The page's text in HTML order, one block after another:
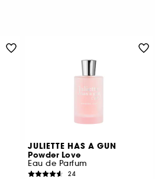
JULIETTE HAS A GUN
Powder Love
Eau de Parfum
24